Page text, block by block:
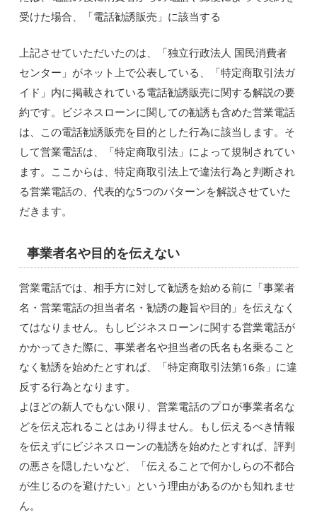
受けた場合、「電話勧誘販売」に該当する
上記させていただいたのは、「独立行政法人 国民消費者
センター」がネット上で公表している、「特定商取引法ガ
イド」内に掲載されている電話勧誘販売に関する解説の要
約です。ビジネスローンに関しての勧誘も含めた営業電話
は、この電話勧誘販売を目的とした行為に該当します。そ
して営業電話は、「特定商取引法」によって規制されてい
ます。ここからは、特定商取引法上で違法行為と判断され
る営業電話の、代表的な5つのパターンを解説させていた
だきます。
事業者名や目的を伝えない
営業電話では、相手方に対して勧誘を始める前に「事業者
名・営業電話の担当者名・勧誘の趣旨や目的」を伝えなく
てはなりません。もしビジネスローンに関する営業電話が
かかってきた際に、事業者名や担当者の氏名も名乗ること
なく勧誘を始めたとすれば、「特定商取引法第16条」に違
反する行為となります。
よほどの新人でもない限り、営業電話のプロが事業者名な
どを伝え忘れることはあり得ません。もし伝えるべき情報
を伝えずにビジネスローンの勧誘を始めたとすれば、評判
の悪さを隠したいなど、「伝えることで何かしらの不都合
が生じるのを避けたい」という理由があるのかも知れませ
ん。